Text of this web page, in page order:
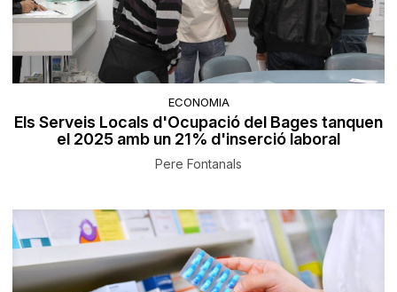
ECONOMIA
Els Serveis Locals d'Ocupació del Bages tanquen
el 2025 amb un 21% d'inserció laboral
Pere Fontanals